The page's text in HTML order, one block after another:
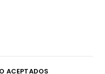
ACEPTADOS